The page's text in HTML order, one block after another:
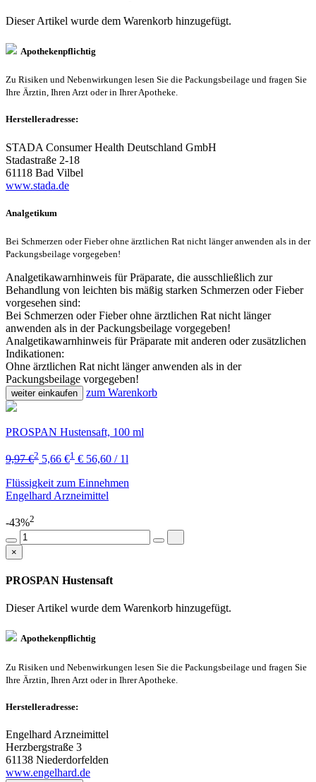
Dieser Artikel wurde dem Warenkorb hinzugefügt.
Apothekenpflichtig
Zu Risiken und Nebenwirkungen lesen Sie die Packungsbeilage und fragen Sie
Ihre Ärztin, Ihren Arzt oder in Ihrer Apotheke.
Herstelleradresse:
STADA Consumer Health Deutschland GmbH
Stadastraße 2-18
61118 Bad Vilbel
www.stada.de
Analgetikum
Bei Schmerzen oder Fieber ohne ärztlichen Rat nicht länger anwenden als in der
Packungsbeilage vorgegeben!
Analgetikawarnhinweis für Präparate, die ausschließlich zur
Behandlung von leichten bis mäßig starken Schmerzen oder Fieber
vorgesehen sind:
Bei Schmerzen oder Fieber ohne ärztlichen Rat nicht länger
anwenden als in der Packungsbeilage vorgegeben!
Analgetikawarnhinweis für Präparate mit anderen oder zusätzlichen
Indikationen:
Ohne ärztlichen Rat nicht länger anwenden als in der
Packungsbeilage vorgegeben!
weiter einkaufen zum Warenkorb
PROSPAN Hustensaft, 100 ml
9,97 €2 5,66 €1 € 56,60 / 1l
Flüssigkeit zum Einnehmen
Engelhard Arzneimittel
-43%2
×
PROSPAN Hustensaft
Dieser Artikel wurde dem Warenkorb hinzugefügt.
Apothekenpflichtig
Zu Risiken und Nebenwirkungen lesen Sie die Packungsbeilage und fragen Sie
Ihre Ärztin, Ihren Arzt oder in Ihrer Apotheke.
Herstelleradresse:
Engelhard Arzneimittel
Herzbergstraße 3
61138 Niederdorfelden
www.engelhard.de